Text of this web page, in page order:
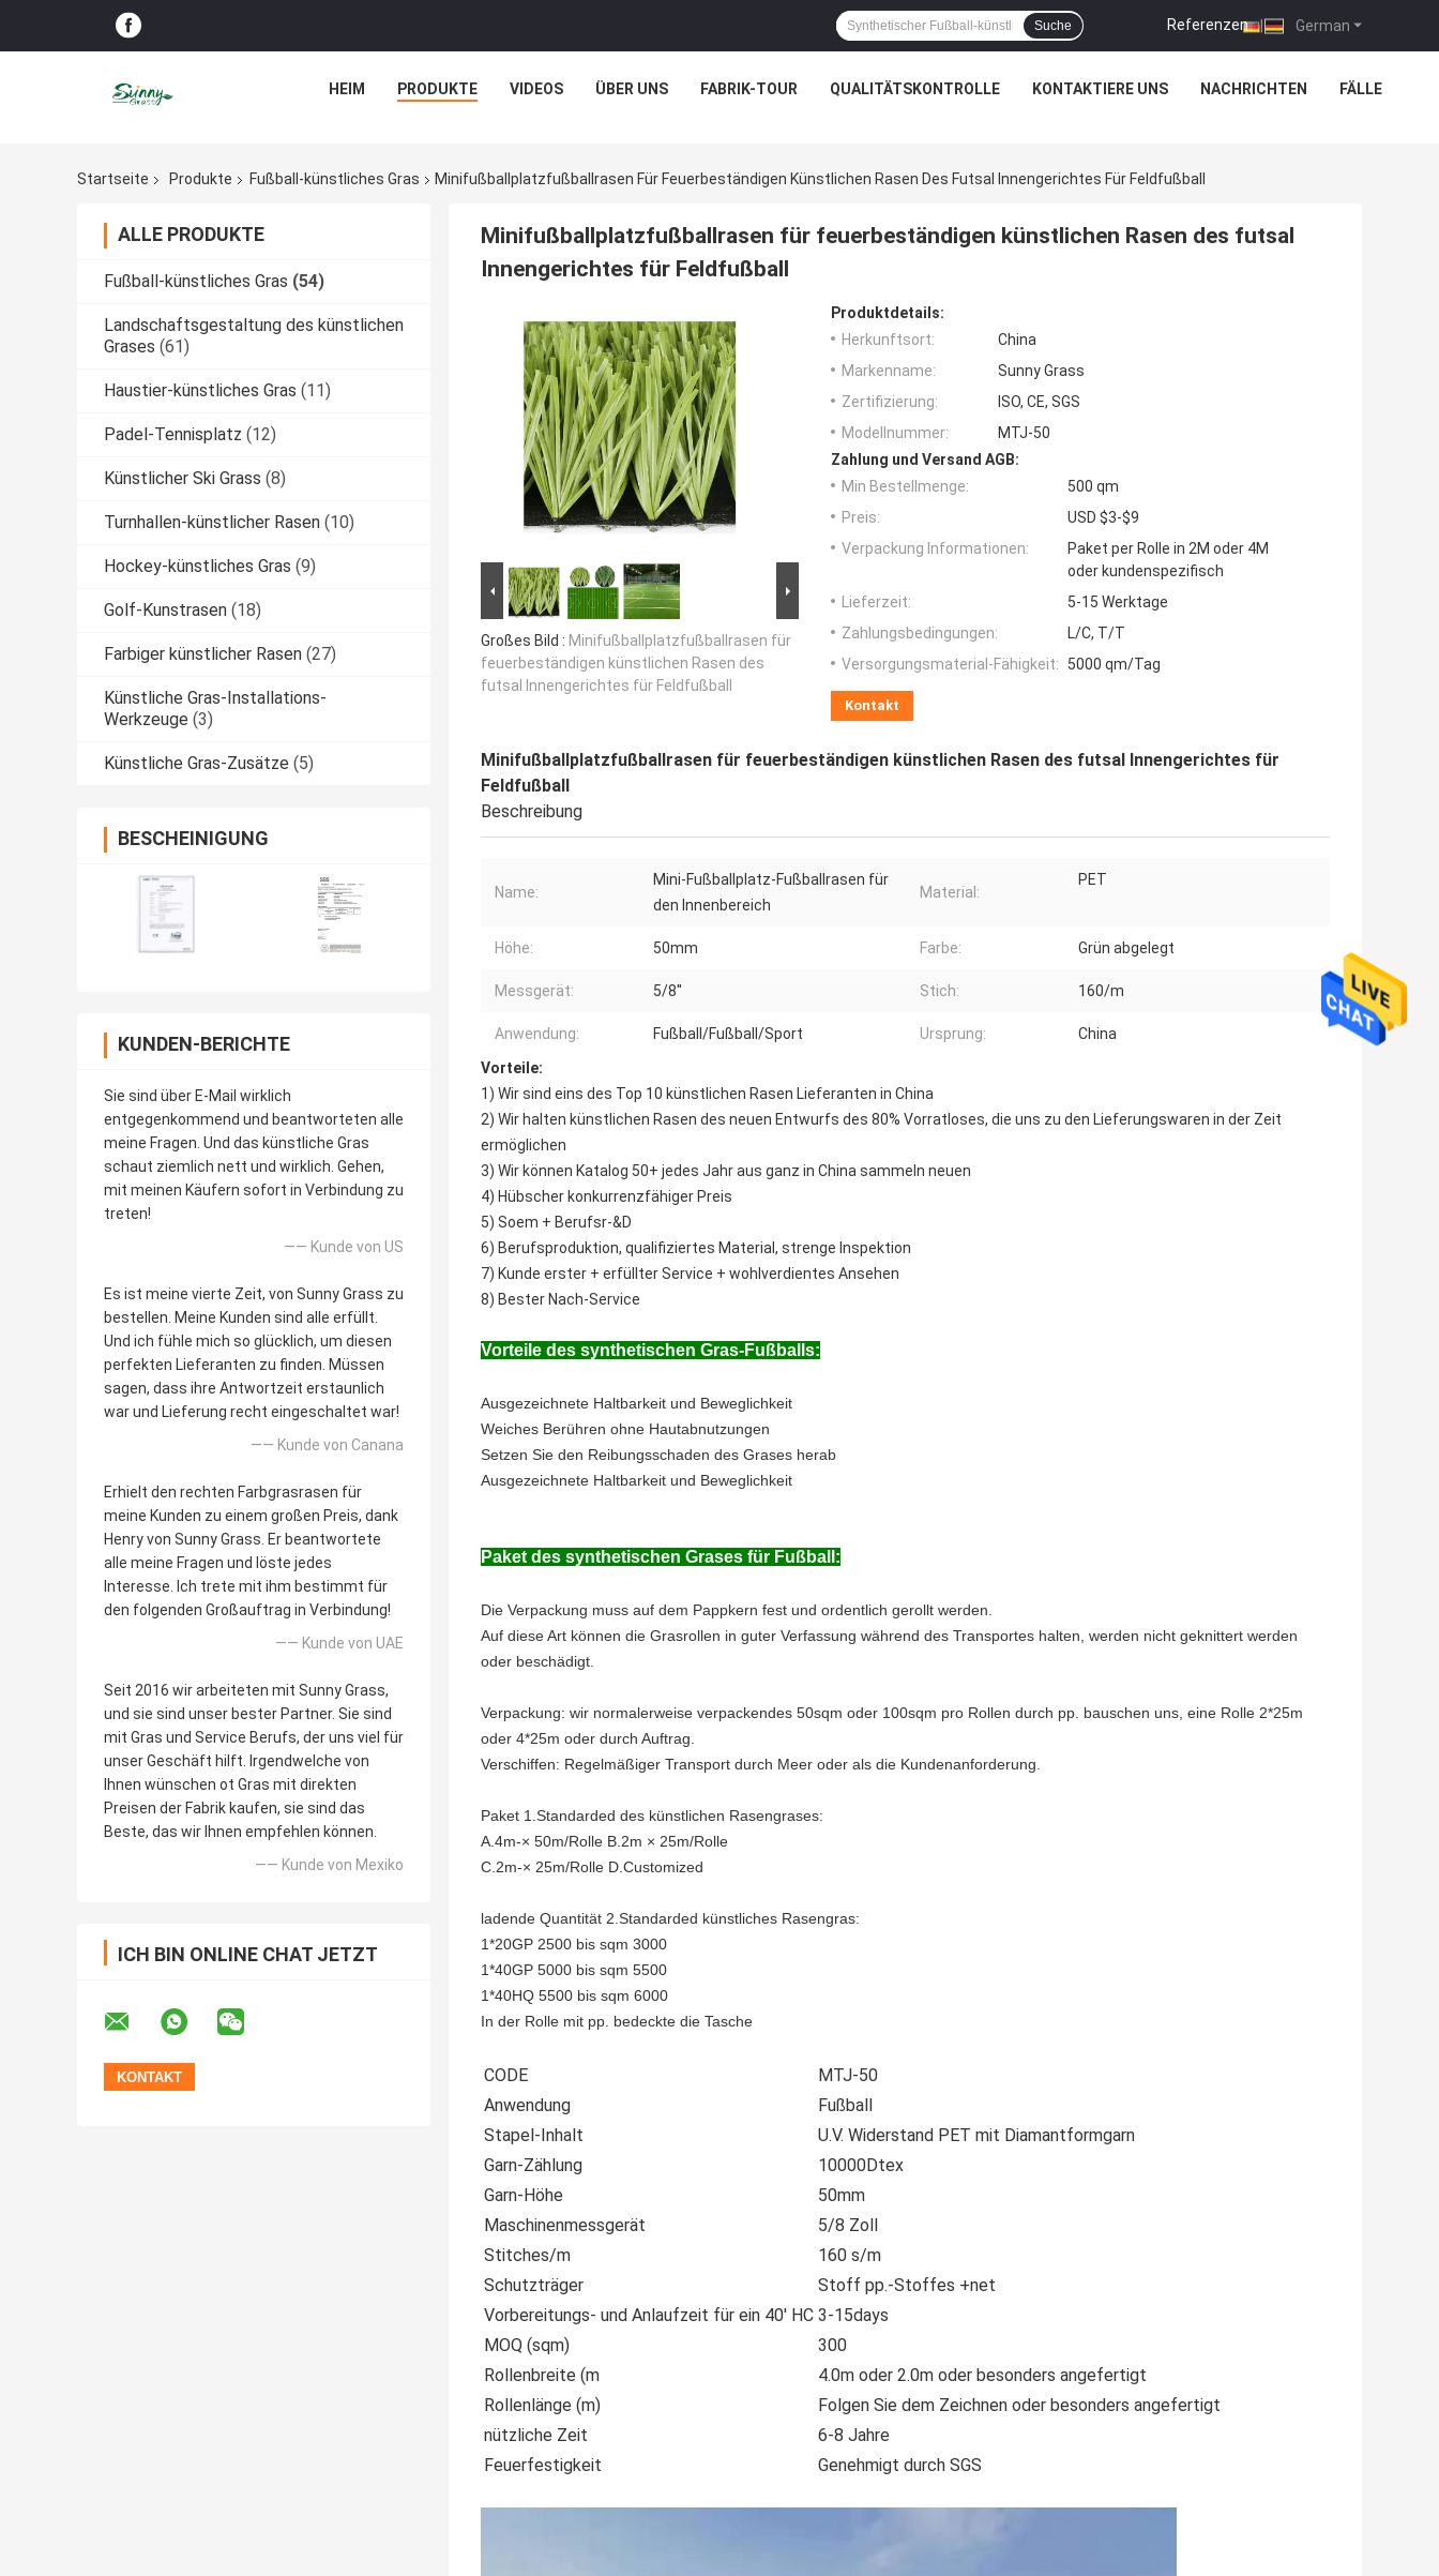
German
Referenzen |
Suche
HEIM PRODUKTE VIDEOS ÜBER UNS FABRIK-TOUR QUALITÄTSKONTROLLE KONTAKTIERE UNS NACHRICHTEN FÄLLE
Startseite Produkte Fußball-künstliches Gras Minifußballplatzfußballrasen Für Feuerbeständigen Künstlichen Rasen Des Futsal Innengerichtes Für Feldfußball
ALLE PRODUKTE
Fußball-künstliches Gras (54)
Landschaftsgestaltung des künstlichen
Grases (61)
Haustier-künstliches Gras (11)
Padel-Tennisplatz (12)
Künstlicher Ski Grass (8)
Turnhallen-künstlicher Rasen (10)
Hockey-künstliches Gras (9)
Golf-Kunstrasen (18)
Farbiger künstlicher Rasen (27)
Künstliche Gras-Installations-
Werkzeuge (3)
Künstliche Gras-Zusätze (5)
BESCHEINIGUNG
KUNDEN-BERICHTE
Sie sind über E-Mail wirklich
entgegenkommend und beantworteten alle
meine Fragen. Und das künstliche Gras
schaut ziemlich nett und wirklich. Gehen,
mit meinen Käufern sofort in Verbindung zu
treten!
—— Kunde von US
Es ist meine vierte Zeit, von Sunny Grass zu
bestellen. Meine Kunden sind alle erfüllt.
Und ich fühle mich so glücklich, um diesen
perfekten Lieferanten zu finden. Müssen
sagen, dass ihre Antwortzeit erstaunlich
war und Lieferung recht eingeschaltet war!
—— Kunde von Canana
Erhielt den rechten Farbgrasrasen für
meine Kunden zu einem großen Preis, dank
Henry von Sunny Grass. Er beantwortete
alle meine Fragen und löste jedes
Interesse. Ich trete mit ihm bestimmt für
den folgenden Großauftrag in Verbindung!
—— Kunde von UAE
Seit 2016 wir arbeiteten mit Sunny Grass,
und sie sind unser bester Partner. Sie sind
mit Gras und Service Berufs, der uns viel für
unser Geschäft hilft. Irgendwelche von
Ihnen wünschen ot Gras mit direkten
Preisen der Fabrik kaufen, sie sind das
Beste, das wir Ihnen empfehlen können.
—— Kunde von Mexiko
ICH BIN ONLINE CHAT JETZT
Minifußballplatzfußballrasen für feuerbeständigen künstlichen Rasen des futsal
Innengerichtes für Feldfußball
Großes Bild : Minifußballplatzfußballrasen für
feuerbeständigen künstlichen Rasen des
futsal Innengerichtes für Feldfußball
Produktdetails:
Herkunftsort:
China
Markenname:
Sunny Grass
Zertifizierung:
ISO, CE, SGS
Modellnummer:
MTJ-50
Zahlung und Versand AGB:
Min Bestellmenge:
500 qm
Preis:
USD $3-$9
Verpackung Informationen:
Paket per Rolle in 2M oder 4M
oder kundenspezifisch
Lieferzeit:
5-15 Werktage
Zahlungsbedingungen:
L/C, T/T
Versorgungsmaterial-Fähigkeit:
5000 qm/Tag
Kontakt
Minifußballplatzfußballrasen für feuerbeständigen künstlichen Rasen des futsal Innengerichtes für
Feldfußball
Beschreibung
Name:
Mini-Fußballplatz-Fußballrasen für
den Innenbereich
Material:
PET
Höhe: 50mm Farbe: Grün abgelegt
Messgerät: 5/8'' Stich: 160/m
Anwendung: Fußball/Fußball/Sport Ursprung:
China
Vorteile:
1) Wir sind eins des Top 10 künstlichen Rasen Lieferanten in China
2) Wir halten künstlichen Rasen des neuen Entwurfs des 80% Vorratloses, die uns zu den Lieferungswaren in der Zeit
ermöglichen
3) Wir können Katalog 50+ jedes Jahr aus ganz in China sammeln neuen
4) Hübscher konkurrenzfähiger Preis
5) Soem + Berufsr-&D
6) Berufsproduktion, qualifiziertes Material, strenge Inspektion
7) Kunde erster + erfüllter Service + wohlverdientes Ansehen
8) Bester Nach-Service
Vorteile des synthetischen Gras-Fußballs:
Ausgezeichnete Haltbarkeit und Beweglichkeit
Weiches Berühren ohne Hautabnutzungen
Setzen Sie den Reibungsschaden des Grases herab
Ausgezeichnete Haltbarkeit und Beweglichkeit
Paket des synthetischen Grases für Fußball:
Die Verpackung muss auf dem Pappkern fest und ordentlich gerollt werden.
Auf diese Art können die Grasrollen in guter Verfassung während des Transportes halten, werden nicht geknittert werden
oder beschädigt.
Verpackung: wir normalerweise verpackendes 50sqm oder 100sqm pro Rollen durch pp. bauschen uns, eine Rolle 2*25m
oder 4*25m oder durch Auftrag.
Verschiffen: Regelmäßiger Transport durch Meer oder als die Kundenanforderung.
Paket 1.Standarded des künstlichen Rasengrases:
A.4m-× 50m/Rolle B.2m × 25m/Rolle
C.2m-× 25m/Rolle D.Customized
ladende Quantität 2.Standarded künstliches Rasengras:
1*20GP 2500 bis sqm 3000
1*40GP 5000 bis sqm 5500
1*40HQ 5500 bis sqm 6000
In der Rolle mit pp. bedeckte die Tasche
CODE
MTJ-50
Anwendung
Fußball
Stapel-Inhalt
U.V. Widerstand PET mit Diamantformgarn
Garn-Zählung
10000Dtex
Garn-Höhe
50mm
Maschinenmessgerät
5/8 Zoll
Stitches/m
160 s/m
Schutzträger
Stoff pp.-Stoffes +net
Vorbereitungs- und Anlaufzeit für ein 40' HC 3-15days
MOQ (sqm)
300
Rollenbreite (m
4.0m oder 2.0m oder besonders angefertigt
Rollenlänge (m)
Folgen Sie dem Zeichnen oder besonders angefertigt
nützliche Zeit
6-8 Jahre
Feuerfestigkeit
Genehmigt durch SGS